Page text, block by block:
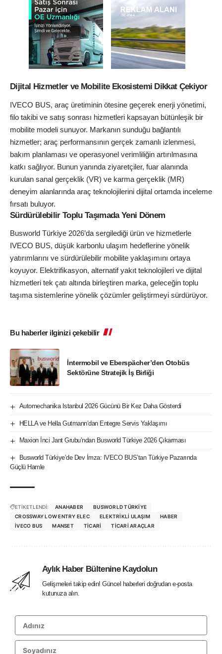
Dijital Hizmetler ve Mobilite Ekosistemi Dikkat Çekiyor
IVECO BUS, araç üretiminin ötesine geçerek enerji yönetimi,
filo takibi ve satış sonrası hizmetleri kapsayan bütünleşik bir
mobilite modeli sunuyor. Markanın sunduğu bağlantılı
hizmetler; araç performansının gerçek zamanlı izlenmesi,
bakım planlaması ve operasyonel verimliliğin artırılmasına
katkı sağlıyor. Bunun yanında ziyaretçiler, fuar alanında
kurulan sanal gerçeklik (VR) ve karma gerçeklik (MR)
deneyim alanlarında araç teknolojilerini dijital ortamda inceleme
fırsatı buluyor.
Sürdürülebilir Toplu Taşımada Yeni Dönem
Busworld Türkiye 2026’da sergilediği ürün ve hizmetlerle
IVECO BUS, düşük karbonlu ulaşım hedeflerine yönelik
yatırımlarını ve sürdürülebilir mobilite yaklaşımını ortaya
koyuyor. Elektrifikasyon, alternatif yakıt teknolojileri ve dijital
hizmetleri tek çatı altında birleştiren marka, geleceğin toplu
taşıma sistemlerine yönelik çözümler geliştirmeyi sürdürüyor.
Bu haberler ilginizi çekebilir
İntermobil ve Eberspächer’den Otobüs
Sektörüne Stratejik İş Birliği
Automechanika Istanbul 2026 Gücünü Bir Kez Daha Gösterdi
HELLA ve Hella Gutmann’dan Entegre Servis Yaklaşımı
Maxion İnci Jant Grubu’ndan Busworld Türkiye 2026 Çıkarması
Busworld Türkiye’de Dev İmza: IVECO BUS’tan Türkiye Pazarında
Güçlü Hamle
ETİKETLENDİ: ANAHABER
BUSWORLD TÜRKIYE
CROSSWAY LOW ENTRY ELEC
ELEKTRIKLI ULAŞIM
HABER
IVECO BUS
MANSET TICARI TICARI ARAÇLAR
Aylık Haber Bültenine Kaydolun
Gelişmeleri takip edin! Güncel haberleri doğrudan e-posta
kutunuza alın.